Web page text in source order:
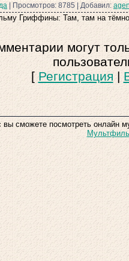
| Просмотров: 8785 | Добавил:
Гриффины: Там, там на
могут
[Регистрация |
вы сможете посмотреть онлайн